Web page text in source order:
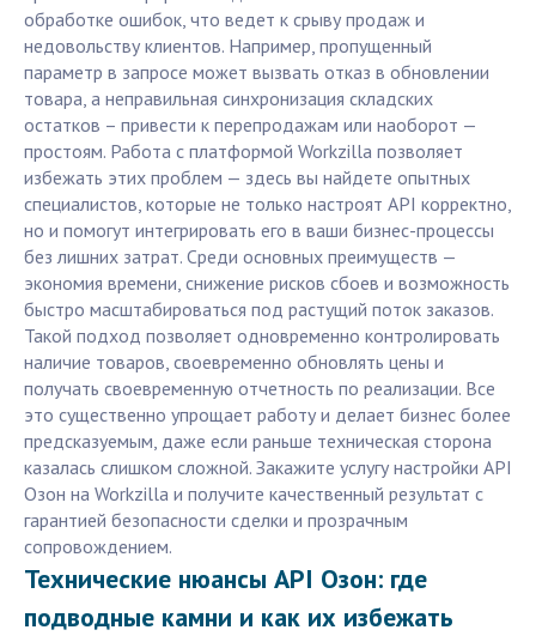
обработке ошибок, что ведет к срыву продаж и
недовольству клиентов. Например, пропущенный
параметр в запросе может вызвать отказ в обновлении
товара, а неправильная синхронизация складских
остатков – привести к перепродажам или наоборот —
простоям. Работа с платформой Workzilla позволяет
избежать этих проблем — здесь вы найдете опытных
специалистов, которые не только настроят API корректно,
но и помогут интегрировать его в ваши бизнес-процессы
без лишних затрат. Среди основных преимуществ —
экономия времени, снижение рисков сбоев и возможность
быстро масштабироваться под растущий поток заказов.
Такой подход позволяет одновременно контролировать
наличие товаров, своевременно обновлять цены и
получать своевременную отчетность по реализации. Все
это существенно упрощает работу и делает бизнес более
предсказуемым, даже если раньше техническая сторона
казалась слишком сложной. Закажите услугу настройки API
Озон на Workzilla и получите качественный результат с
гарантией безопасности сделки и прозрачным
сопровождением.
Технические нюансы API Озон: где
подводные камни и как их избежать